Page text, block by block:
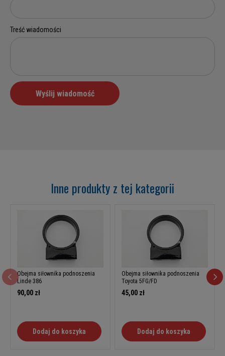
Inne produkty z tej kategorii
Obejma siłownika podnoszenia
Linde 386
90,00 zł
Dodaj do koszyka
Obejma siłownika podnoszenia
Toyota 5FG/FD
45,00 zł
Dodaj do koszyka